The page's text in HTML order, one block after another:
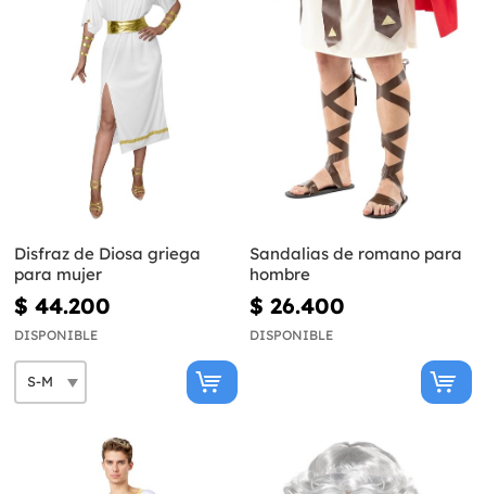
Disfraz de Diosa griega
para mujer
$ 44.200
DISPONIBLE
Sandalias de romano para
hombre
$ 26.400
DISPONIBLE